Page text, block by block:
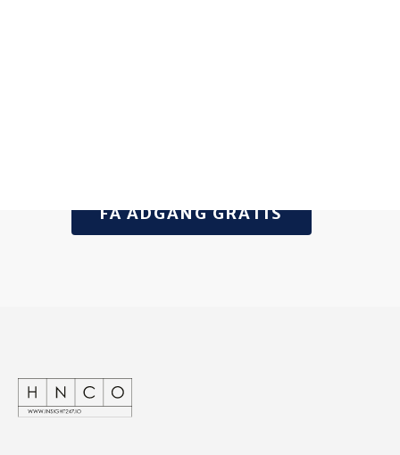
FÅ ADGANG GRATIS